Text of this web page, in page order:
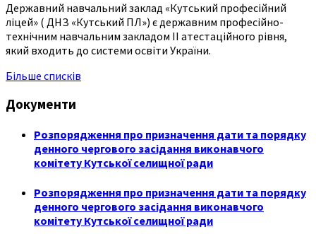
Державний навчальний заклад «Кутський професійний
ліцей» ( ДНЗ «Кутський ПЛ») є державним професійно-
технічним навчальним закладом ІІ атестаційного рівня,
який входить до системи освіти України.
Більше списків
Документи
Розпорядження про призначення дати та порядку
денного чергового засідання виконавчого
комітету Кутської селищної ради
Розпорядження про призначення дати та порядку
денного чергового засідання виконавчого
комітету Кутської селищної ради